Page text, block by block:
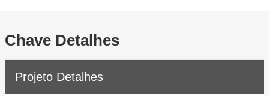
Chave Detalhes
Projeto Detalhes